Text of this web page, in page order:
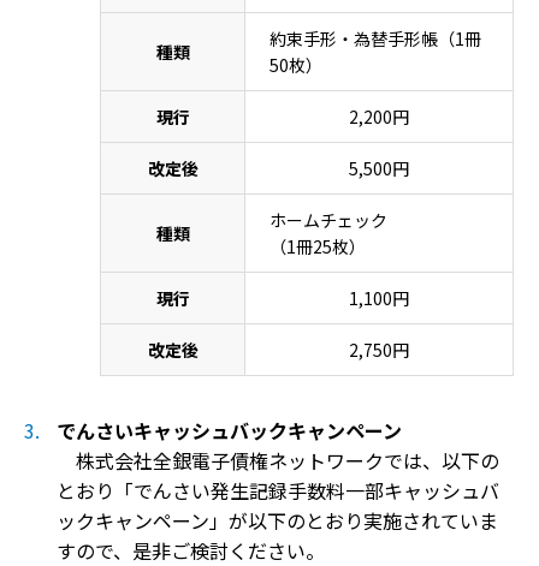
種類
約束手形・為替手形帳（1冊
50枚）
現行 2,200円
改定後 5,500円
種類
ホームチェック
（1冊25枚）
現行 1,100円
改定後 2,750円
でんさいキャッシュバックキャンペーン
株式会社全銀電子債権ネットワークでは、以下の
とおり「でんさい発生記録手数料一部キャッシュバ
ックキャンペーン」が以下のとおり実施されていま
すので、是非ご検討ください。